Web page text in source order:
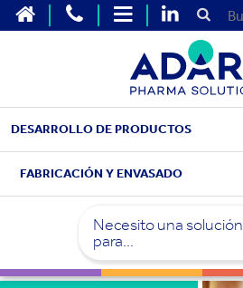
DESARROLLO DE PRODUCTOS
FABRICACIÓN Y ENVASADO
Necesito una solución
para...